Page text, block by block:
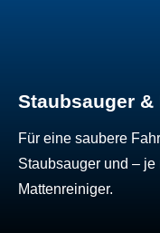
Staubsauger
Für eine saubere
Staubsauger und –
Mattenreiniger.